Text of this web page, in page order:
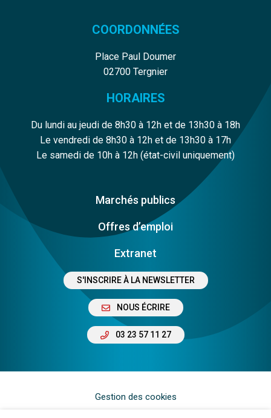
COORDONNÉES
Place Paul Doumer
02700 Tergnier
HORAIRES
Du lundi au jeudi de 8h30 à 12h et de 13h30 à 18h
Le vendredi de 8h30 à 12h et de 13h30 à 17h
Le samedi de 10h à 12h (état-civil uniquement)
Marchés publics
Offres d’emploi
Extranet
S'INSCRIRE À LA NEWSLETTER
NOUS ÉCRIRE
03 23 57 11 27
Gestion des cookies